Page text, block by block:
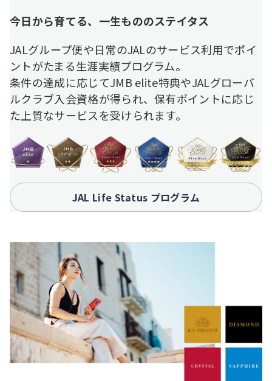
今日から育てる、一生もののステイタス
JALグループ便や日常のJALのサービス利用でポイ
ントがたまる生涯実績プログラム。
条件の達成に応じてJMB elite特典やJALグローバ
ルクラブ入会資格が得られ、保有ポイントに応じ
た上質なサービスを受けられます。
JAL Life Status プログラム